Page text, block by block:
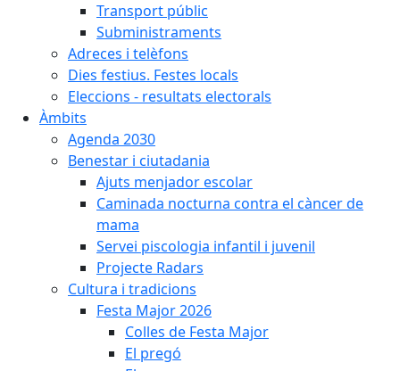
Transport públic
Subministraments
Adreces i telèfons
Dies festius. Festes locals
Eleccions - resultats electorals
Àmbits
Agenda 2030
Benestar i ciutadania
Ajuts menjador escolar
Caminada nocturna contra el càncer de
mama
Servei piscologia infantil i juvenil
Projecte Radars
Cultura i tradicions
Festa Major 2026
Colles de Festa Major
El pregó